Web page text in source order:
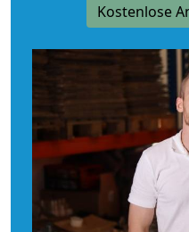
Kostenlose